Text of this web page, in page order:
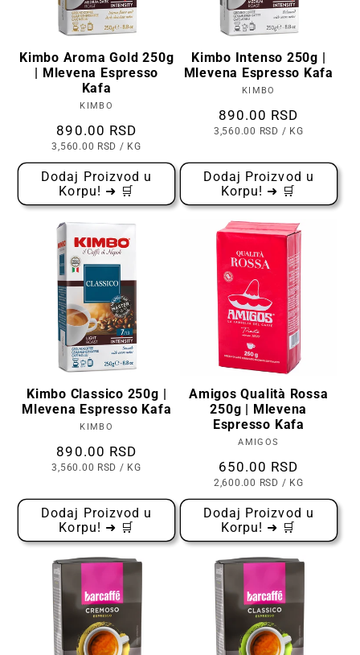
Kimbo Aroma Gold 250g
| Mlevena Espresso
Kafa
Prodavac:
KIMBO
Cena
890.00 RSD
CENA
KOMADU
3,560.00 RSD / PO
KG
Dodaj Proizvod u
Korpu! ➜ 🛒
Kimbo Intenso 250g |
Mlevena Espresso Kafa
Prodavac:
KIMBO
Cena
890.00 RSD
CENA
3,560.00 RSD / PO
KG
Dodaj Proizvod u
Korpu! ➜ 🛒
Kimbo Classico 250g |
Mlevena Espresso Kafa
Prodavac:
KIMBO
Cena
890.00 RSD
CENA
3,560.00 RSD / PO
KG
Dodaj Proizvod u
Korpu! ➜ 🛒
Amigos Qualità Rossa
250g | Mlevena
Espresso Kafa
Prodavac:
AMIGOS
Cena
650.00 RSD
CENA
KOMADU
2,600.00 RSD / PO
KG
Dodaj Proizvod u
Korpu! ➜ 🛒